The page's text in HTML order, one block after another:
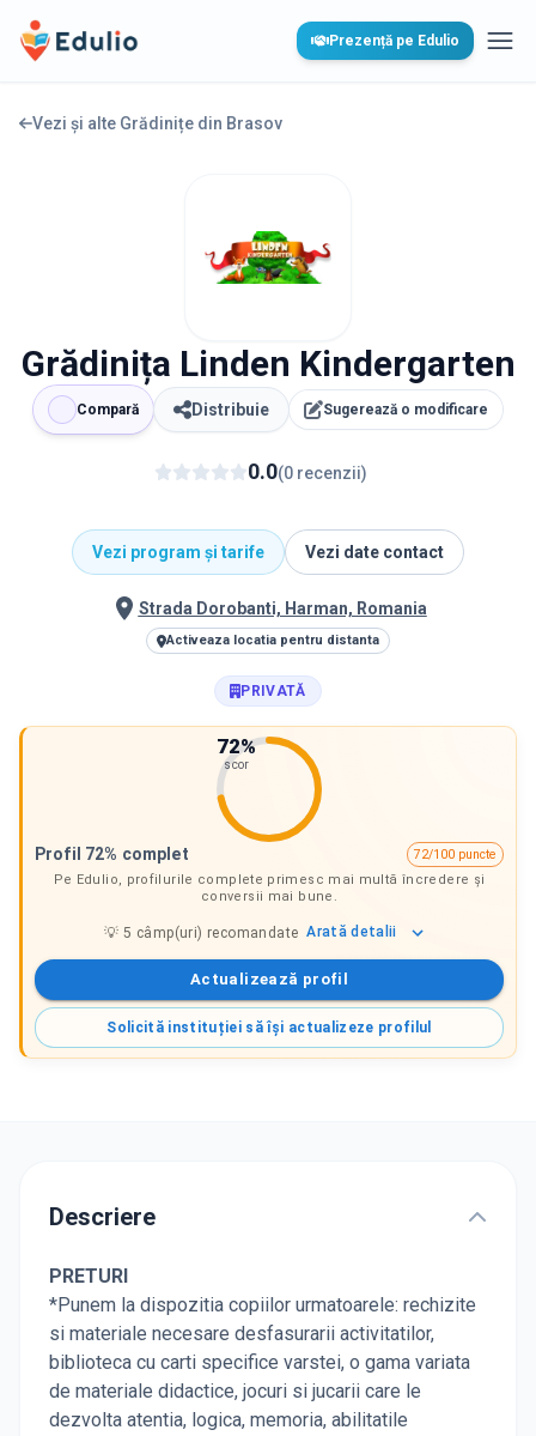
Edulio Prezență pe Edulio
Vezi și alte Grădinițe din Brasov
Grădinița Linden Kindergarten
Compară Distribuie Sugerează o modificare
0.0(0 recenzii)
Vezi program și tarife Vezi date contact
Strada Dorobanti, Harman, Romania
Activeaza locatia pentru distanta
PRIVATĂ
72%
scor
Profil 72% complet
72/100 puncte
Pe Edulio, profilurile complete primesc mai multă încredere și
conversii mai bune.
💡5 câmp(uri) recomandate Arată detalii
Actualizează profil
Solicită instituției să își actualizeze profilul
Descriere
PRETURI
*Punem la dispozitia copiilor urmatoarele: rechizite
si materiale necesare desfasurarii activitatilor,
biblioteca cu carti specifice varstei, o gama variata
de materiale didactice, jocuri si jucarii care le
dezvolta atentia, logica, memoria, abilitatile